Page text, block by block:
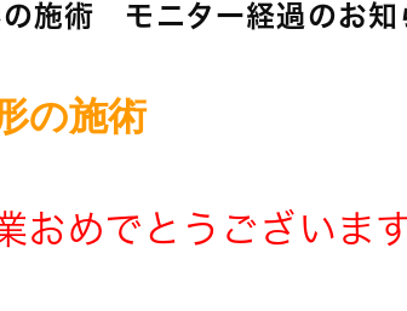
の施術 モニター経過のお
の施術
おめでとうございま